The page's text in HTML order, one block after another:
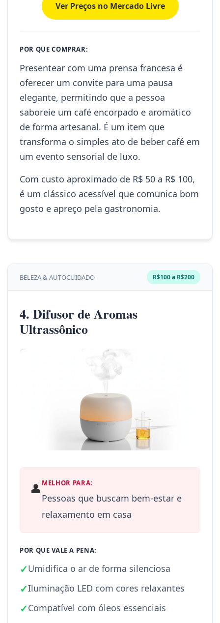
Ver Preços no Mercado Livre
POR QUE COMPRAR:
Presentear com uma prensa francesa é
oferecer um convite para uma pausa
elegante, permitindo que a pessoa
saboreie um café encorpado e aromático
de forma artesanal. É um item que
transforma o simples ato de beber café em
um evento sensorial de luxo.
Com custo aproximado de R$ 50 a R$ 100,
é um clássico acessível que comunica bom
gosto e apreço pela gastronomia.
BELEZA & AUTOCUIDADO R$100 a R$200
4. Difusor de Aromas
Ultrassônico
👤 MELHOR PARA:
Pessoas que buscam bem-estar e
relaxamento em casa
POR QUE VALE A PENA:
✓Umidifica o ar de forma silenciosa
✓Iluminação LED com cores relaxantes
✓Compatível com óleos essenciais